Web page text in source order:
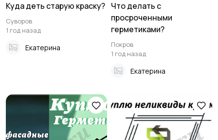
Куда деть старую краску?
Суворов
1 год назад
Екатерина
Что делать с
просроченными
герметиками?
Покров
1 год назад
Екатерина